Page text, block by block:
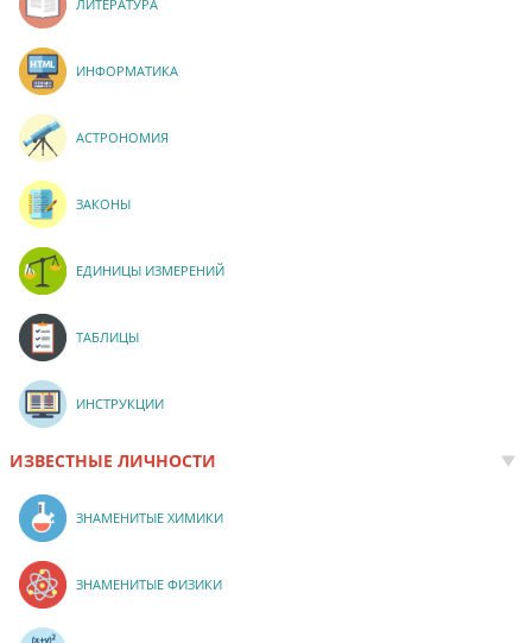
ЛИТЕРАТУРА
ИНФОРМАТИКА
АСТРОНОМИЯ
ЗАКОНЫ
ЕДИНИЦЫ ИЗМЕРЕНИЙ
ТАБЛИЦЫ
ИНСТРУКЦИИ
ИЗВЕСТНЫЕ ЛИЧНОСТИ
ЗНАМЕНИТЫЕ ХИМИКИ
ЗНАМЕНИТЫЕ ФИЗИКИ